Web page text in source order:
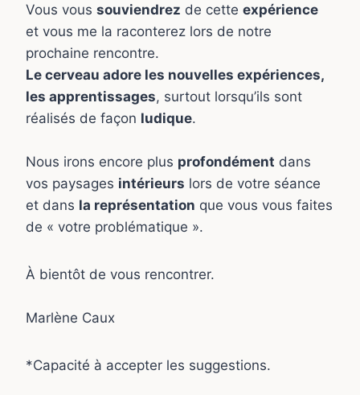
Vous vous souviendrez de cette expérience
et vous me la raconterez lors de notre
prochaine rencontre.
Le cerveau adore les nouvelles expériences,
les apprentissages, surtout lorsqu’ils sont
réalisés de façon ludique.
Nous irons encore plus profondément dans
vos paysages intérieurs lors de votre séance
et dans la représentation que vous vous faites
de « votre problématique ».
À bientôt de vous rencontrer.
Marlène Caux
*Capacité à accepter les suggestions.